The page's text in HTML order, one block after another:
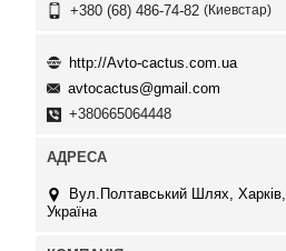
+380 (68) 486-74-82 Киевстар
http://Avto-cactus.com.ua
avtocactus@gmail.com
+380665064448
Вул.Полтавський Шлях, Харків,
Україна